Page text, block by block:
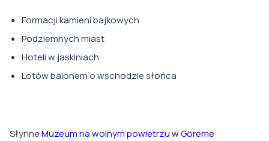
Formacji kamieni bajkowych
Podziemnych miast
Hoteli w jaskiniach
Lotów balonem o wschodzie słońca
SłynneMuzeum na wolnym powietrzu w Göreme